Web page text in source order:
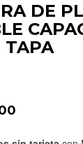
DE
TAPA